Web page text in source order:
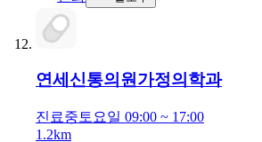
연세신통의원가정의학과
진료중 토요일 09:00 ~ 17:00
1.2km